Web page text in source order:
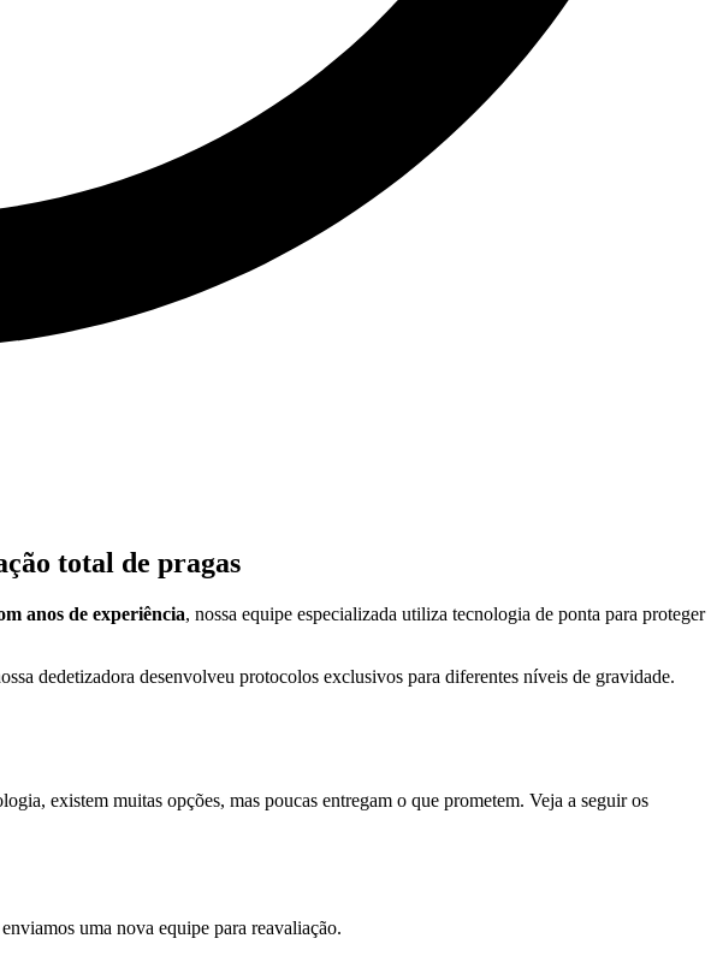
total de pragas
anos de experiência, nossa equipe especializada utiliza tecnologia de ponta para proteger
dedetizadora desenvolveu protocolos exclusivos para diferentes níveis de gravidade.
existem muitas opções, mas poucas entregam o que prometem. Veja a seguir os
uma nova equipe para reavaliação.